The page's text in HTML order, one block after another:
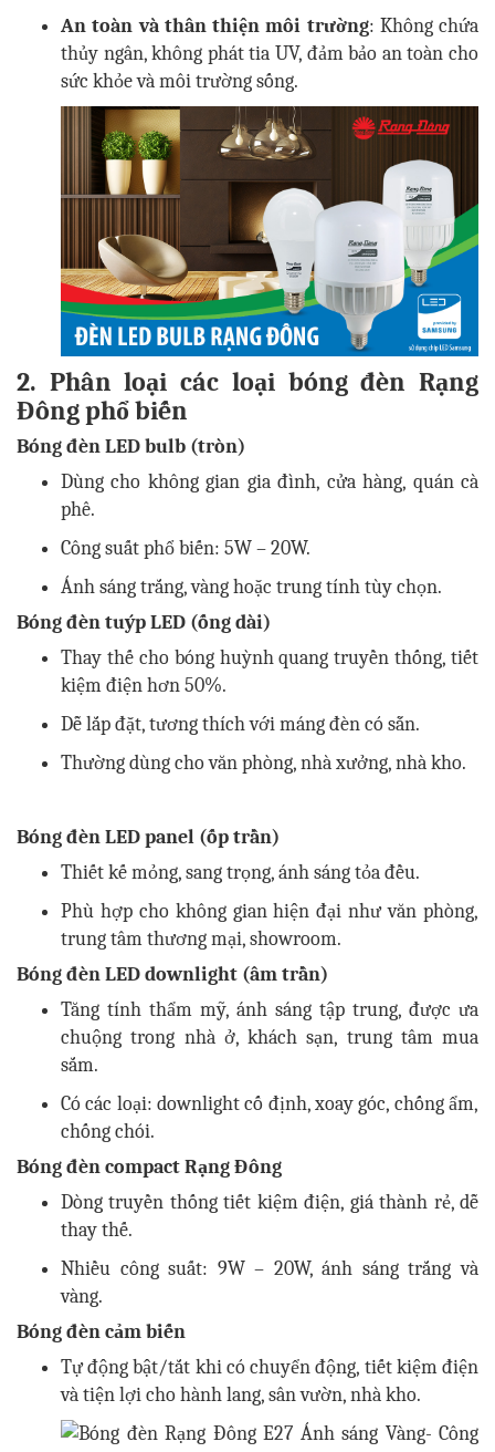
An toàn và thân thiện môi trường: Không chứa
thủy ngân, không phát tia UV, đảm bảo an toàn cho
sức khỏe và môi trường sống.
2. Phân loại các loại bóng đèn Rạng
Đông phổ biến
Bóng đèn LED bulb (tròn)
Dùng cho không gian gia đình, cửa hàng, quán cà
phê.
Công suất phổ biến: 5W – 20W.
Ánh sáng trắng, vàng hoặc trung tính tùy chọn.
Bóng đèn tuýp LED (ống dài)
Thay thế cho bóng huỳnh quang truyền thống, tiết
kiệm điện hơn 50%.
Dễ lắp đặt, tương thích với máng đèn có sẵn.
Thường dùng cho văn phòng, nhà xưởng, nhà kho.
Bóng đèn LED panel (ốp trần)
Thiết kế mỏng, sang trọng, ánh sáng tỏa đều.
Phù hợp cho không gian hiện đại như văn phòng,
trung tâm thương mại, showroom.
Bóng đèn LED downlight (âm trần)
Tăng tính thẩm mỹ, ánh sáng tập trung, được ưa
chuộng trong nhà ở, khách sạn, trung tâm mua
sắm.
Có các loại: downlight cố định, xoay góc, chống ẩm,
chống chói.
Bóng đèn compact Rạng Đông
Dòng truyền thống tiết kiệm điện, giá thành rẻ, dễ
thay thế.
Nhiều công suất: 9W – 20W, ánh sáng trắng và
vàng.
Bóng đèn cảm biến
Tự động bật/tắt khi có chuyển động, tiết kiệm điện
và tiện lợi cho hành lang, sân vườn, nhà kho.